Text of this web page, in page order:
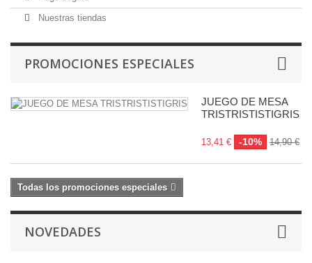
Nuestras tiendas
PROMOCIONES ESPECIALES
JUEGO DE MESA
TRISTRISTISTIGRIS
13,41 € -10% 14,90 €
Todas los promociones especiales
NOVEDADES